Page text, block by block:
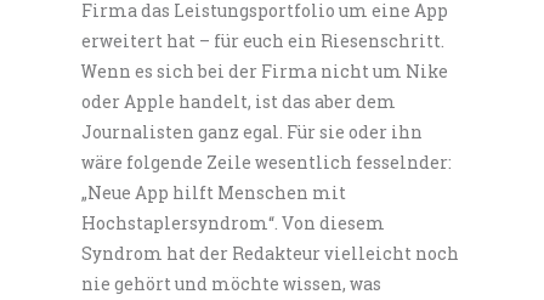
Firma das Leistungsportfolio um eine App
erweitert hat – für euch ein Riesenschritt.
Wenn es sich bei der Firma nicht um Nike
oder Apple handelt, ist das aber dem
Journalisten ganz egal. Für sie oder ihn
wäre folgende Zeile wesentlich fesselnder:
„Neue App hilft Menschen mit
Hochstaplersyndrom“. Von diesem
Syndrom hat der Redakteur vielleicht noch
nie gehört und möchte wissen, was